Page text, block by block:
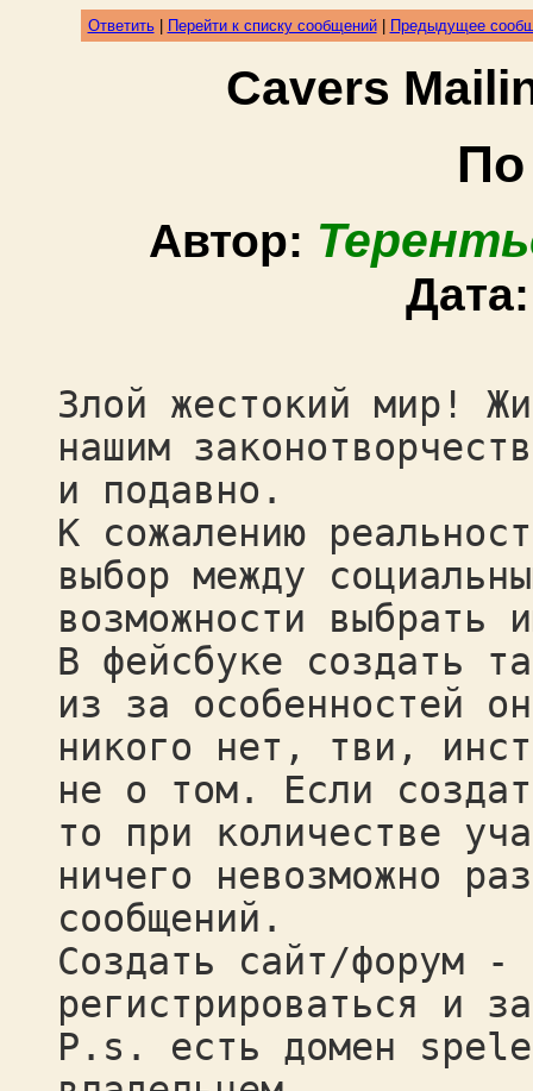
Ответить| Перейти к списку сообщений| Предыдущее
Cavers
Автор:
Злой жестокий мир!
нашим
и подавно.
К сожалению
выбор между
возможности выбрать
В фейсбуке создать
из за особенностей
никого нет, тви,
не о том. Если
то при количестве
ничего невозможно
сообщений.
Создать сайт/форум -
регистрироваться и
P.s. есть домен